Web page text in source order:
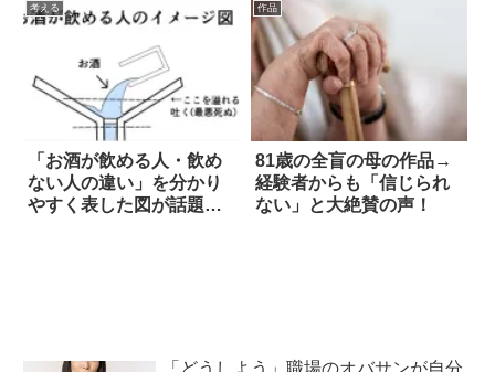
考える
「お酒が飲める人・飲め
ない人の違い」を分かり
やすく表した図が話題
作品
81歳の全盲の母の作品→
経験者からも「信じられ
ない」と大絶賛の声！
「どうしよう」職場のオバサンが自分